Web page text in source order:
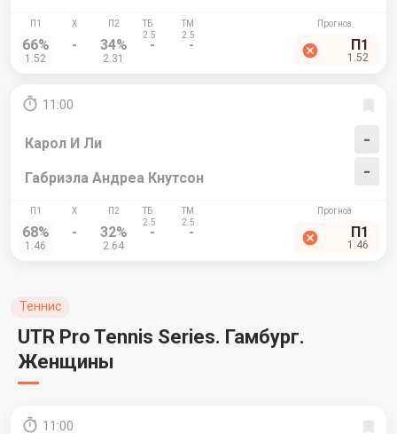
66%
1.52
- 34%
2.31
- - П1
1.52
11:00
Карол И Ли
-
-
Габриэла Андреа Кнутсон
68%
1.46
- 32%
2.64
- - П1
1.46
Теннис
UTR Pro Tennis Series. Гамбург.
Женщины
11:00